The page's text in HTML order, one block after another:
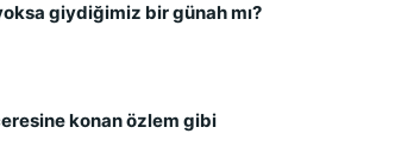
giydiğimiz bir günah mı?
konan özlem gibi